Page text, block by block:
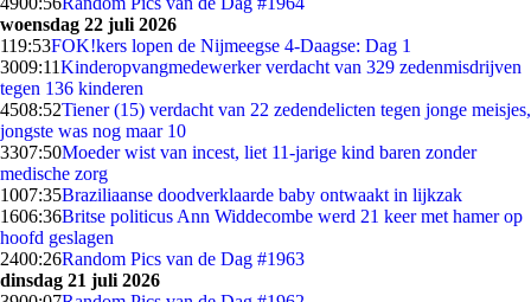
woensdag 22 juli 2026
119:53FOK!kers lopen de Nijmeegse 4-Daagse: Dag 1
3009:11Kinderopvangmedewerker verdacht van 329 zedenmisdrijven
tegen 136 kinderen
4508:52Tiener (15) verdacht van 22 zedendelicten tegen jonge meisjes,
jongste was nog maar 10
3307:50Moeder wist van incest, liet 11-jarige kind baren zonder
medische zorg
1007:35Braziliaanse doodverklaarde baby ontwaakt in lijkzak
1606:36Britse politicus Ann Widdecombe werd 21 keer met hamer op
hoofd geslagen
2400:26Random Pics van de Dag #1963
dinsdag 21 juli 2026